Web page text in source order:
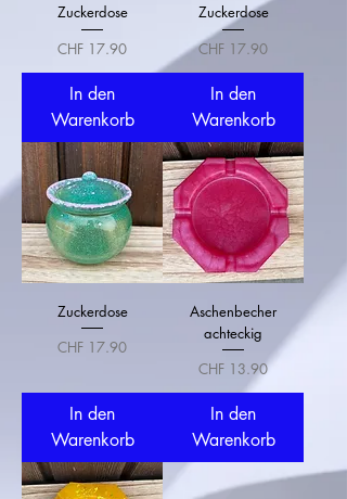
Zuckerdose
Preis
CHF 17.90
In den
Warenkorb
Zuckerdose
Preis
CHF 17.90
In den
Warenkorb
Zuckerdose
Preis
CHF 17.90
In den
Warenkorb
Aschenbecher
achteckig
Preis
CHF 13.90
In den
Warenkorb